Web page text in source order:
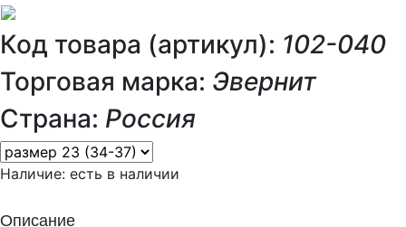
Код товара (артикул): 102-040
Торговая марка: Эвернит
Страна: Россия
Наличие: есть в наличии
Описание